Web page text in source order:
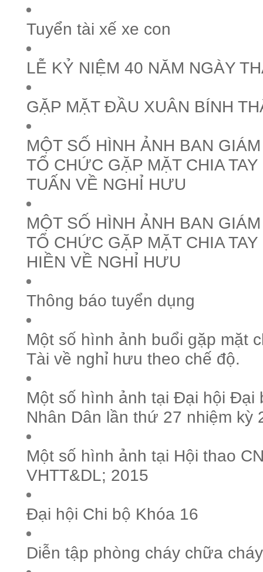
Tuyển tài xế xe con
LỄ KỶ NIỆM 40 NĂM NGÀY
GẶP MẶT ĐẦU XUÂN BÍNH
MỘT SỐ HÌNH ẢNH BAN
TỔ CHỨC GẶP MẶT CHIA
TUẤN VỀ NGHỈ HƯU
MỘT SỐ HÌNH ẢNH BAN
TỔ CHỨC GẶP MẶT CHIA
HIỀN VỀ NGHỈ HƯU
Thông báo tuyển dụng
Một số hình ảnh buổi gặp mặt
Tài về nghỉ hưu theo chế độ.
Một số hình ảnh tại Đại hội Đại
Nhân Dân lần thứ 27 nhiệm kỳ
Một số hình ảnh tại Hội thao
VHTT&DL; 2015
Đại hội Chi bộ Khóa 16
Diễn tập phòng cháy chữa cháy